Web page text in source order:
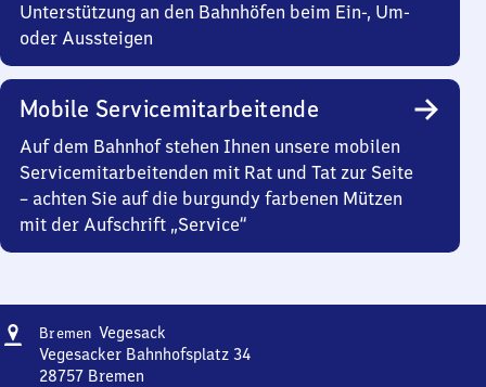
Unterstützung an den Bahnhöfen beim Ein-, Um-
oder Aussteigen
Mobile Servicemitarbeitende
Auf dem Bahnhof stehen Ihnen unsere mobilen
Servicemitarbeitenden mit Rat und Tat zur Seite
– achten Sie auf die burgundy farbenen Mützen
mit der Aufschrift „Service“
Adresse
Bremen VegesackBremen-
Vegesack
Vegesacker Bahnhofsplatz 34
28757 Bremen